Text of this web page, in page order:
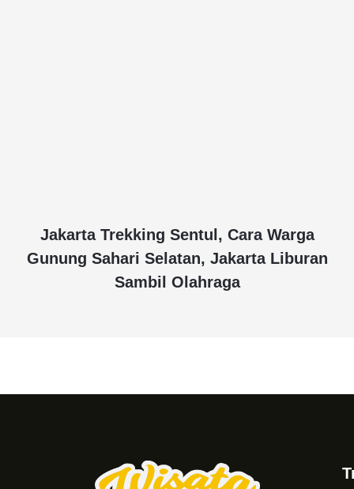
Jakarta Trekking Sentul, Cara Warga
Gunung Sahari Selatan, Jakarta Liburan
Sambil Olahraga